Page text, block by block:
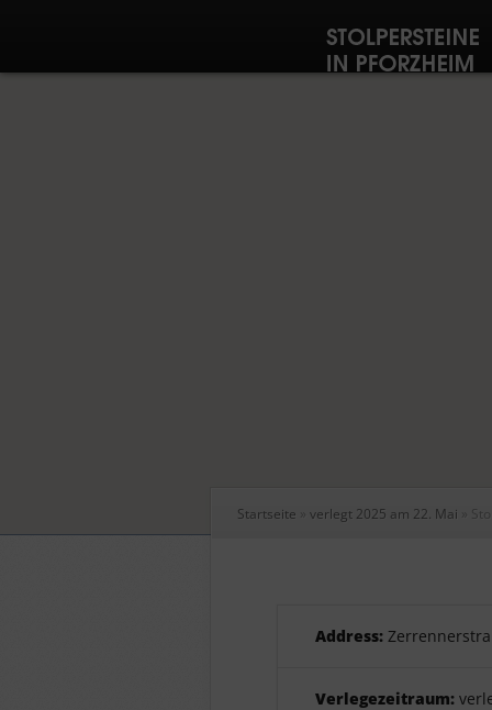
Startseite » verlegt 2025 am 22. Mai »
Address:
Verlegezeitraum: